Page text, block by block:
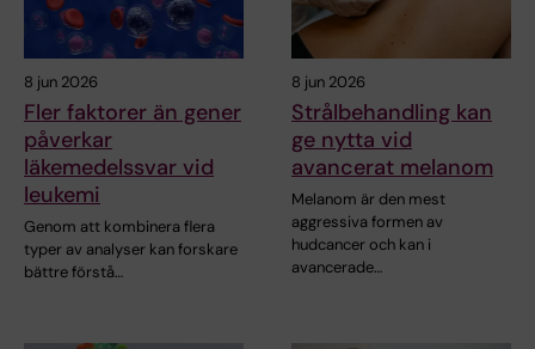
8 jun 2026
Fler faktorer än gener
påverkar
läkemedelssvar vid
leukemi
Genom att kombinera flera
typer av analyser kan forskare
bättre förstå…
8 jun 2026
Strålbehandling kan
ge nytta vid
avancerat melanom
Melanom är den mest
aggressiva formen av
hudcancer och kan i
avancerade…